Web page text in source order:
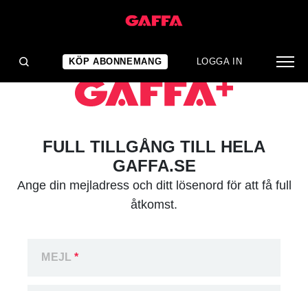
KÖP ABONNEMANG LOGGA IN
FULL TILLGÅNG TILL HELA
GAFFA.SE
Ange din mejladress och ditt lösenord för att få full
åtkomst.
MEJL*